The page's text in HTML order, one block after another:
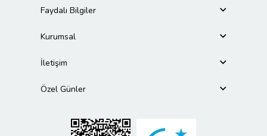
Faydalı Bilgiler
Kurumsal
İletişim
Özel Günler